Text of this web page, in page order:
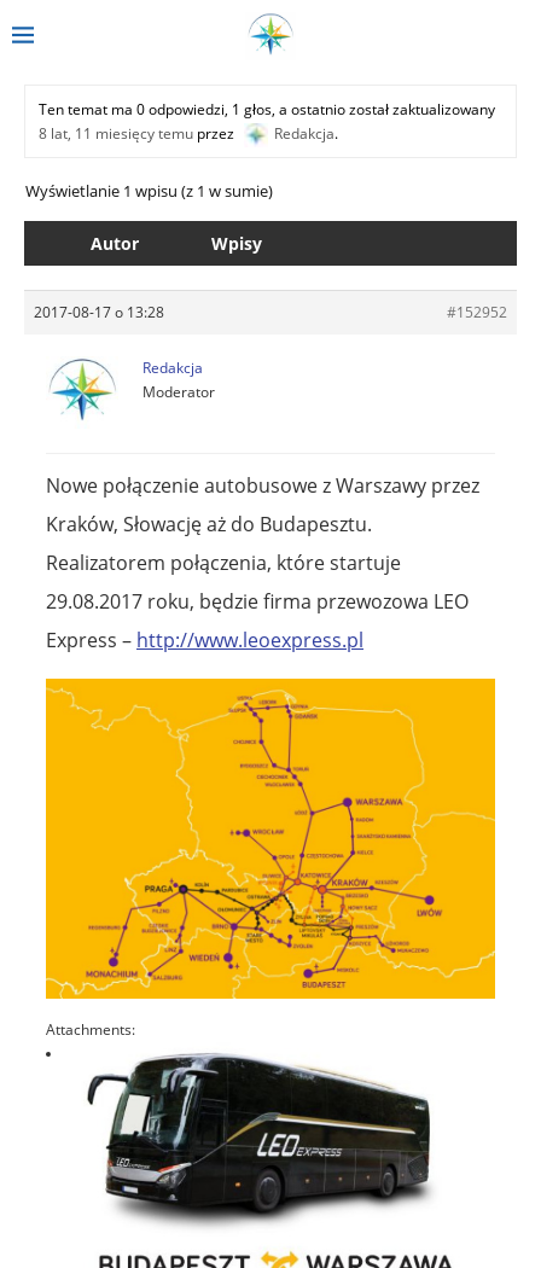
Ten temat ma 0 odpowiedzi, 1 głos, a ostatnio został zaktualizowany
8 lat, 11 miesięcy temu przez Redakcja.
Wyświetlanie 1 wpisu (z 1 w sumie)
Autor Wpisy
2017-08-17 o 13:28 #152952
Redakcja
Moderator
Nowe połączenie autobusowe z Warszawy przez
Kraków, Słowację aż do Budapesztu.
Realizatorem połączenia, które startuje
29.08.2017 roku, będzie firma przewozowa LEO
Express – http://www.leoexpress.pl
Attachments: